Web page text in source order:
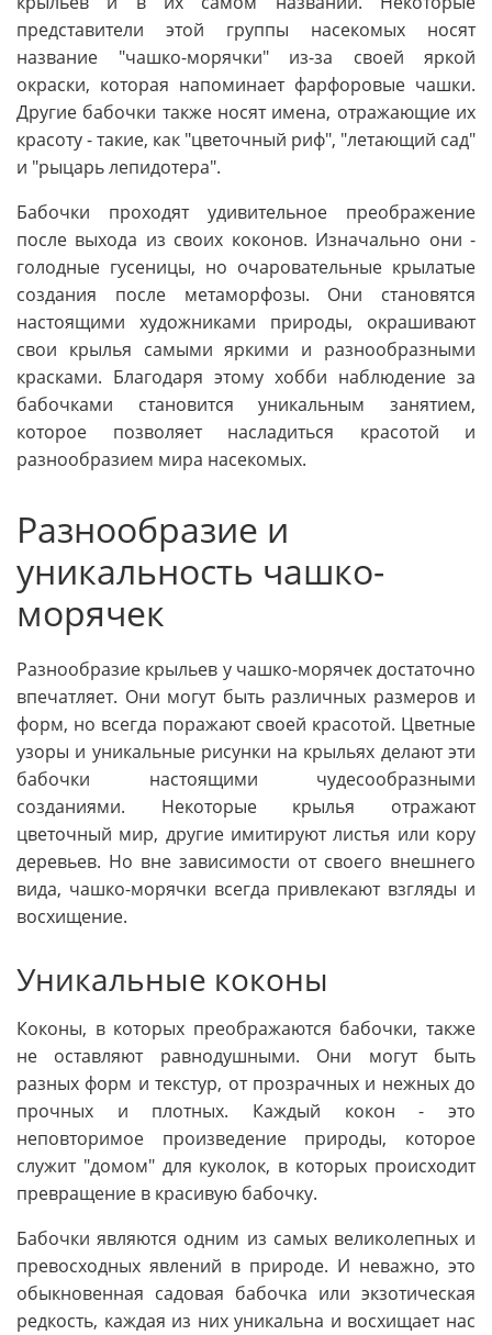
представители этой группы насекомых носят
название "чашко-морячки" из-за своей яркой
окраски, которая напоминает фарфоровые чашки.
Другие бабочки также носят имена, отражающие их
красоту - такие, как "цветочный риф", "летающий сад"
и "рыцарь лепидотера".
Бабочки проходят удивительное преображение
после выхода из своих коконов. Изначально они -
голодные гусеницы, но очаровательные крылатые
создания после метаморфозы. Они становятся
настоящими художниками природы, окрашивают
свои крылья самыми яркими и разнообразными
красками. Благодаря этому хобби наблюдение за
бабочками становится уникальным занятием,
которое позволяет насладиться красотой и
разнообразием мира насекомых.
Разнообразие и
уникальность чашко-
морячек
Разнообразие крыльев у чашко-морячек достаточно
впечатляет. Они могут быть различных размеров и
форм, но всегда поражают своей красотой. Цветные
узоры и уникальные рисунки на крыльях делают эти
бабочки настоящими чудесообразными
созданиями. Некоторые крылья отражают
цветочный мир, другие имитируют листья или кору
деревьев. Но вне зависимости от своего внешнего
вида, чашко-морячки всегда привлекают взгляды и
восхищение.
Уникальные коконы
Коконы, в которых преображаются бабочки, также
не оставляют равнодушными. Они могут быть
разных форм и текстур, от прозрачных и нежных до
прочных и плотных. Каждый кокон - это
неповторимое произведение природы, которое
служит "домом" для куколок, в которых происходит
превращение в красивую бабочку.
Бабочки являются одним из самых великолепных и
превосходных явлений в природе. И неважно, это
обыкновенная садовая бабочка или экзотическая
редкость, каждая из них уникальна и восхищает нас